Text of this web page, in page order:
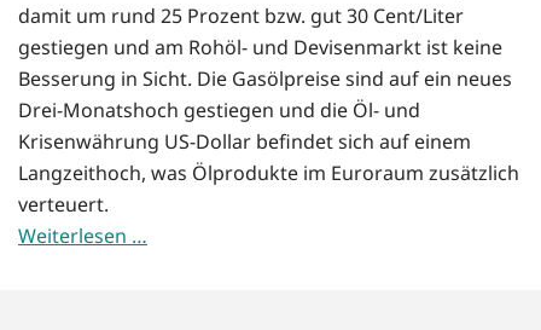
damit um rund 25 Prozent bzw. gut 30 Cent/Liter
gestiegen und am Rohöl- und Devisenmarkt ist keine
Besserung in Sicht. Die Gasölpreise sind auf ein neues
Drei-Monatshoch gestiegen und die Öl- und
Krisenwährung US-Dollar befindet sich auf einem
Langzeithoch, was Ölprodukte im Euroraum zusätzlich
verteuert.
Weiterlesen …